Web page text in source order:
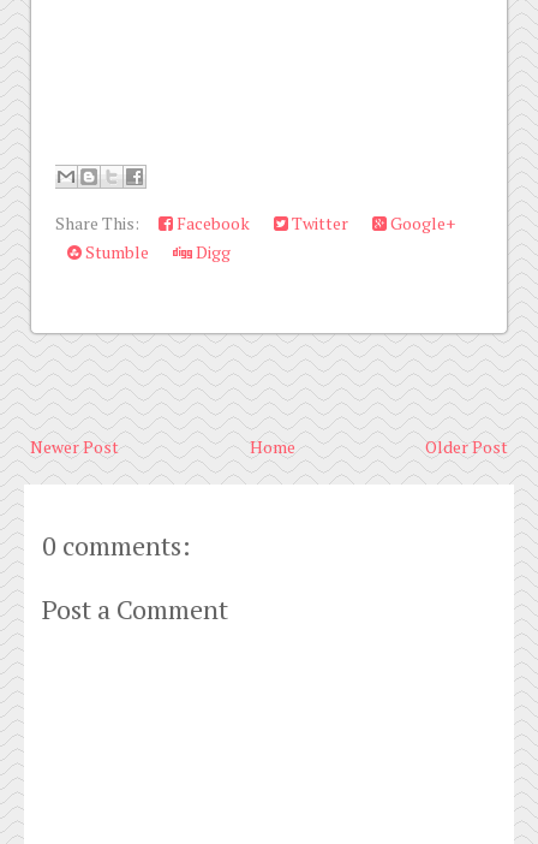
Share This: Facebook Twitter
Google+
Stumble
Digg
Newer Post Older Post
Home
0 comments:
Post a Comment